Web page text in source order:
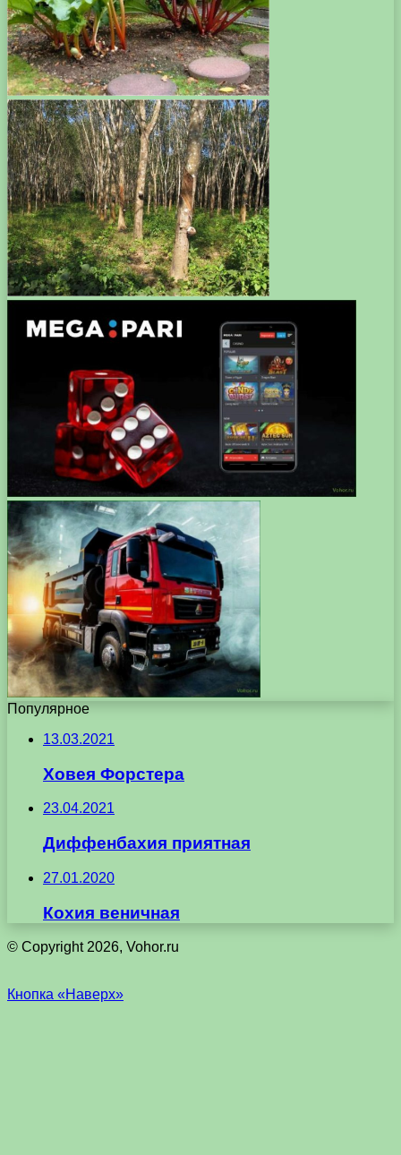
Популярное
13.03.2021
Ховея Форстера
23.04.2021
Диффенбахия приятная
27.01.2020
Кохия веничная
© Copyright 2026, Vohor.ru
Кнопка «Наверх»